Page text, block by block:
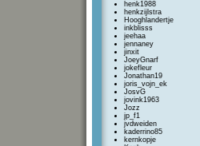
henk1988
henkzijlstra
Hooghlandertje
inkblisss
jeehaa
jennaney
jinxit
JoeyGnarf
jokefleur
Jonathan19
joris_vojn_ek
JosvG
jovink1963
Jozz
jp_f1
jvdweiden
kaderrino85
kernkopje